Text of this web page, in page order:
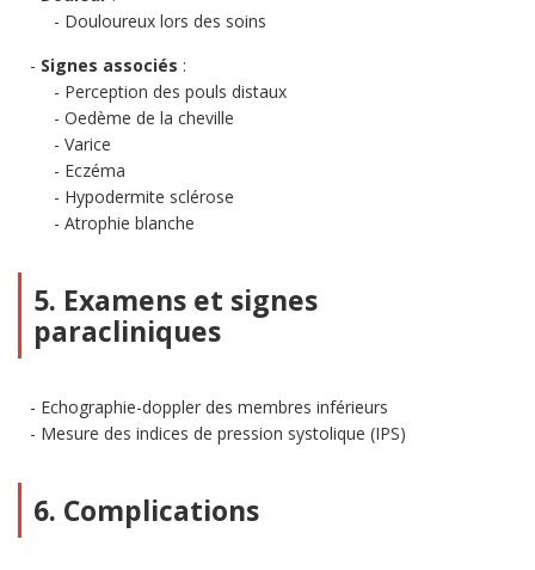
Douloureux lors des soins
Signes associés :
Perception des pouls distaux
Oedème de la cheville
Varice
Eczéma
Hypodermite sclérose
Atrophie blanche
5. Examens et signes
paracliniques
Echographie-doppler des membres inférieurs
Mesure des indices de pression systolique (IPS)
6. Complications